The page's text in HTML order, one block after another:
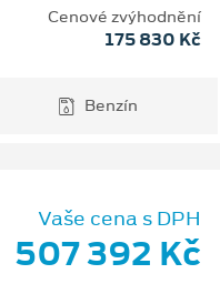
Cenové zvýhodnění
175 830 Kč
Benzín
Vaše cena s DPH
507 392 Kč